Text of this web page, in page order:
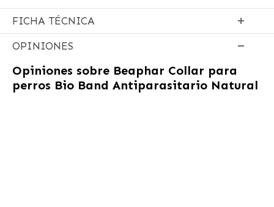
FICHA TÉCNICA
OPINIONES
Opiniones sobre Beaphar Collar para
perros Bio Band Antiparasitario Natural